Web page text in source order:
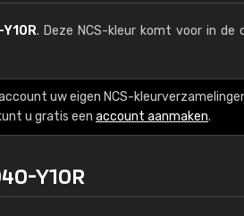
. Deze NCS-kleur komt voor in de
uw eigen NCS-
u gratis een account aanmaken.
Y10R